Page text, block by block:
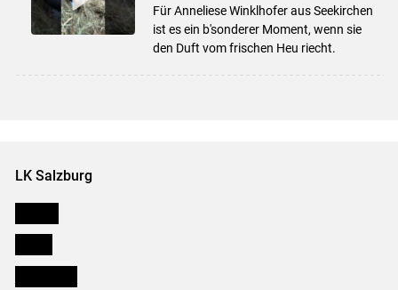
Für Anneliese Winklhofer aus Seekirchen
ist es ein b'sonderer Moment, wenn sie
den Duft vom frischen Heu riecht.
LK Salzburg